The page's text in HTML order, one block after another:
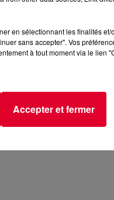
en sélectionnant les finalités
sans accepter". Vos
à tout moment via le lien
Accepter et fermer